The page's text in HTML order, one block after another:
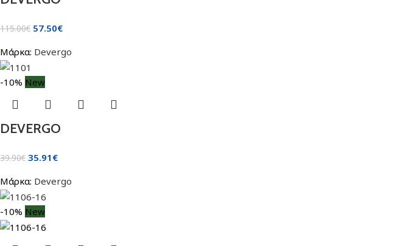
115.00€ 57.50€
Μάρκα: Devergo
-10% New
DEVERGO
39.90€ 35.91 €
Μάρκα: Devergo
-10% New